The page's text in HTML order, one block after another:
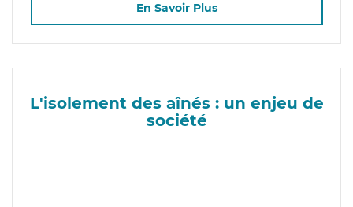
En Savoir Plus
L'isolement des aînés : un enjeu de
société